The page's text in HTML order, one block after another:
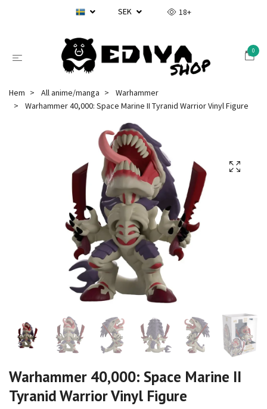
SEK 18+
0
Hem All anime/manga
Warhammer
Warhammer 40,000: Space Marine II Tyranid Warrior Vinyl Figure
Warhammer 40,000: Space Marine II
Tyranid Warrior Vinyl Figure